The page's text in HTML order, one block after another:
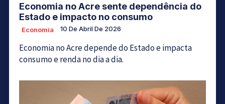
Economia no Acre sente dependência do
Estado e impacto no consumo
Economia 10 De Abril De 2026
Economia no Acre depende do Estado e impacta
consumo e renda no dia a dia.